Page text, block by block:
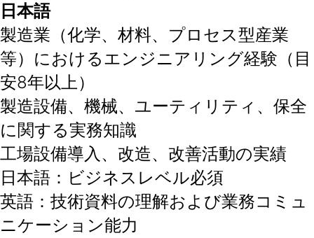
日本語
製造業（化学、材料、プロセス型産業
等）におけるエンジニアリング経験（目
安8年以上）
製造設備、機械、ユーティリティ、保全
に関する実務知識
工場設備導入、改造、改善活動の実績
日本語：ビジネスレベル必須
英語：技術資料の理解および業務コミュ
ニケーション能力